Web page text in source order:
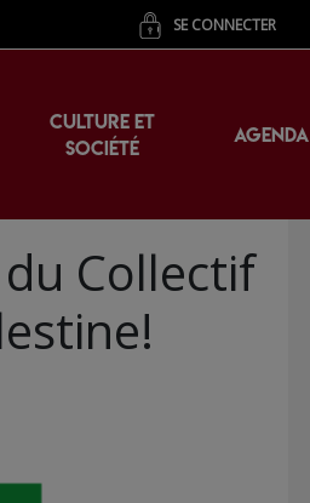
SE CONNECTER
CULTURE ET
SOCIÉTÉ
AGENDA
Collectif